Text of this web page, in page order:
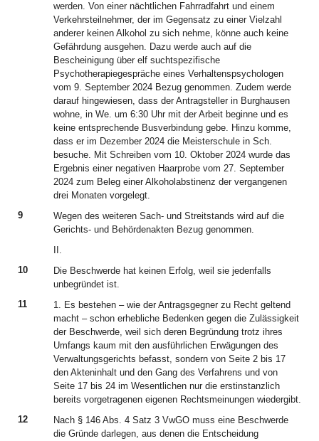
werden. Von einer nächtlichen Fahrradfahrt und einem
Verkehrsteilnehmer, der im Gegensatz zu einer Vielzahl
anderer keinen Alkohol zu sich nehme, könne auch keine
Gefährdung ausgehen. Dazu werde auch auf die
Bescheinigung über elf suchtspezifische
Psychotherapiegespräche eines Verhaltenspsychologen
vom 9. September 2024 Bezug genommen. Zudem werde
darauf hingewiesen, dass der Antragsteller in Burghausen
wohne, in We. um 6:30 Uhr mit der Arbeit beginne und es
keine entsprechende Busverbindung gebe. Hinzu komme,
dass er im Dezember 2024 die Meisterschule in Sch.
besuche. Mit Schreiben vom 10. Oktober 2024 wurde das
Ergebnis einer negativen Haarprobe vom 27. September
2024 zum Beleg einer Alkoholabstinenz der vergangenen
drei Monaten vorgelegt.
9
Wegen des weiteren Sach- und Streitstands wird auf die
Gerichts- und Behördenakten Bezug genommen.
II.
10
Die Beschwerde hat keinen Erfolg, weil sie jedenfalls
unbegründet ist.
11
1. Es bestehen – wie der Antragsgegner zu Recht geltend
macht – schon erhebliche Bedenken gegen die Zulässigkeit
der Beschwerde, weil sich deren Begründung trotz ihres
Umfangs kaum mit den ausführlichen Erwägungen des
Verwaltungsgerichts befasst, sondern von Seite 2 bis 17
den Akteninhalt und den Gang des Verfahrens und von
Seite 17 bis 24 im Wesentlichen nur die erstinstanzlich
bereits vorgetragenen eigenen Rechtsmeinungen wiedergibt.
12
Nach § 146 Abs. 4 Satz 3 VwGO muss eine Beschwerde
die Gründe darlegen, aus denen die Entscheidung